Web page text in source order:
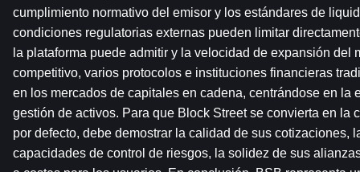
cumplimiento normativo del emisor y los estándares de
condiciones regulatorias externas pueden limitar
la plataforma puede admitir y la velocidad de expansión del
competitivo, varios protocolos e instituciones financieras
en los mercados de capitales en cadena, centrándose en la
gestión de activos. Para que Block Street se convierta en la
por defecto, debe demostrar la calidad de sus cotizaciones,
capacidades de control de riesgos, la solidez de sus